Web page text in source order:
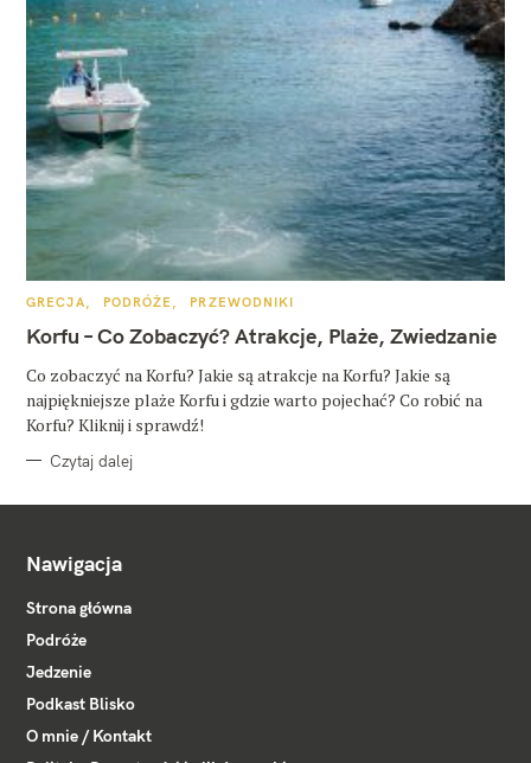
K
T
E
O
R
I
GRECJA PODRÓŻE PRZEWODNIKI
Korfu – Co Zobaczyć? Atrakcje, Plaże, Zwiedzanie
Co zobaczyć na Korfu? Jakie są atrakcje na Korfu? Jakie są
najpiękniejsze plaże Korfu i gdzie warto pojechać? Co robić na
Korfu? Kliknij i sprawdź!
Czytaj dalej
Nawigacja
Strona główna
Podróże
Jedzenie
Podkast Blisko
O mnie / Kontakt